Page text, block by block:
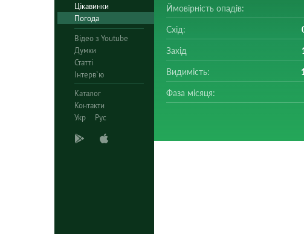
Цікавинки
Погода
Відео з Youtube
Думки
Статті
Інтерв`ю
Каталог
Контакти
Укр
Рус
Ймовірність опадів:
Схід:
Захід
Видимість:
Фаза місяця: